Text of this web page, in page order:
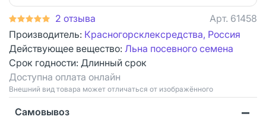
2 отзыва Арт. 61458
Производитель: Красногорсклексредства, Россия
Действующее вещество: Льна посевного семена
Срок годности: Длинный срок
Доступна оплата онлайн
Bнешний вид товара может отличаться от изображённого
Самовывоз